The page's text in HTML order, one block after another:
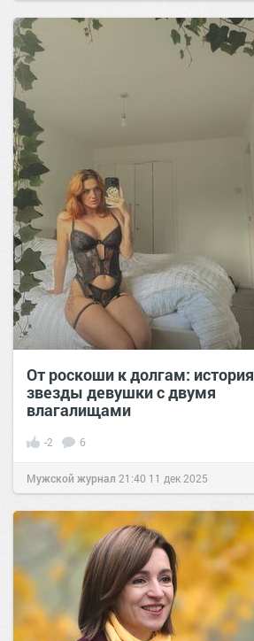
От роскоши к долгам: история
звезды девушки с двумя
влагалищами
-2 6
Мужской журнал 21:40 11 дек 2025